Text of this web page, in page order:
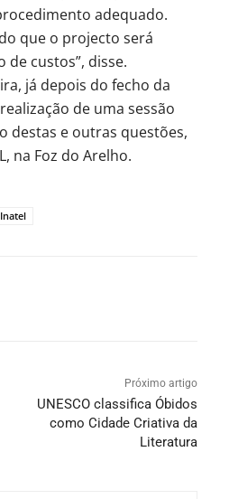
adequado.
que o projecto será
custos”, disse.
já depois do fecho da
de uma sessão
destas e outras questões,
na Foz do Arelho.
Inatel
Próximo artigo
UNESCO classifica Óbidos
como Cidade Criativa da
Literatura